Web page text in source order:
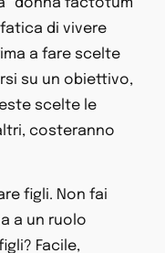
“donna factotum”
di vivere
a fare scelte
su un obiettivo,
scelte le
costeranno
figli. Non fai
a un ruolo
Facile,